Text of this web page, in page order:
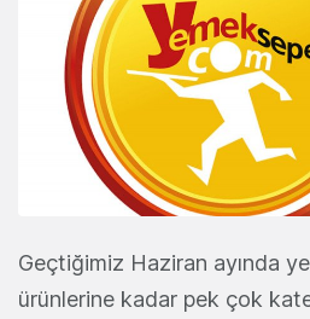
Geçtiğimiz Haziran ayında
ürünlerine kadar pek çok